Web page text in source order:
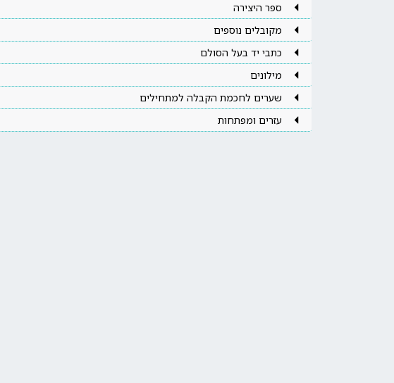
ספר היצירה
מקובלים נוספים
כתבי יד בעל הסולם
מילונים
שערים לחכמת הקבלה למתחילים
עזרים ומפתחות